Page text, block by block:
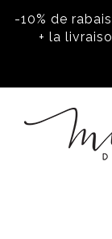
-10% de
+ la